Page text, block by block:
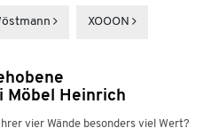
XOOON
Möbel Heinrich
vier Wände besonders viel Wert?